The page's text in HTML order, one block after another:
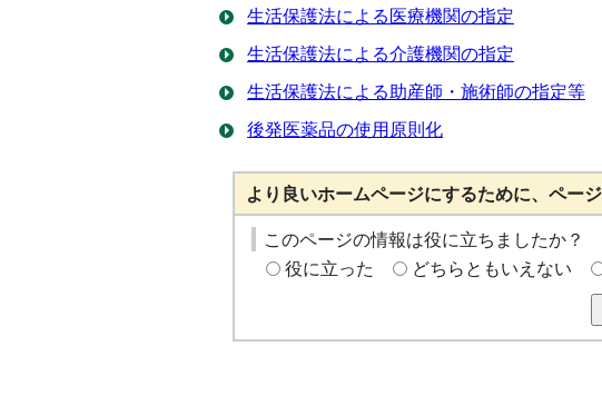
生活保護法による医療機関の指定
生活保護法による介護機関の指定
生活保護法による助産師・施術師の指定等
後発医薬品の使用原則化
より良いホームページにするために、ペー
このページの情報は役に立ちましたか？
役に立った
どちらともいえない